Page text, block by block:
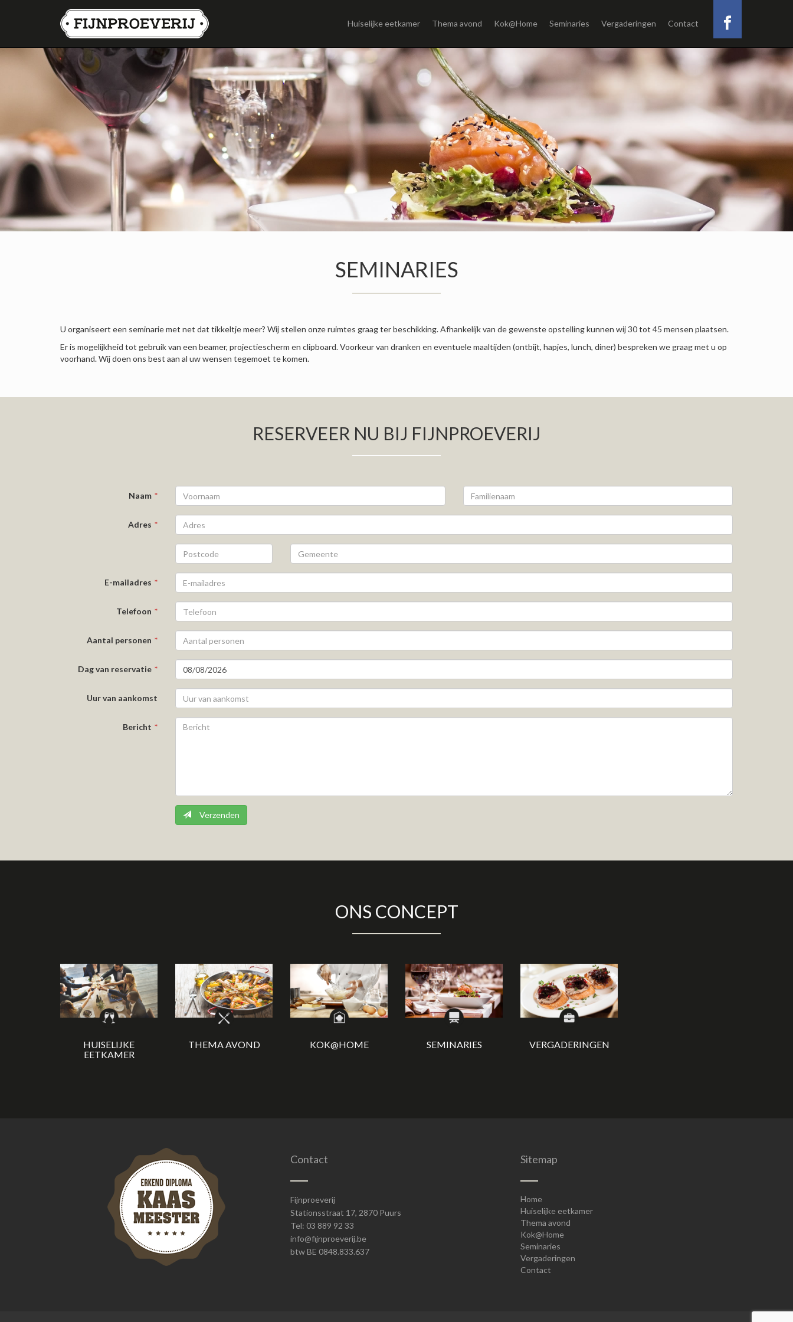
Huiselijke eetkamer Thema avond Kok@Home Seminaries Vergaderingen Contact
SEMINARIES
U organiseert een seminarie met net dat tikkeltje meer? Wij stellen onze ruimtes graag ter beschikking. Afhankelijk van de gewenste opstelling kunnen wij 30 tot 45 mensen plaatsen.
Er is mogelijkheid tot gebruik van een beamer, projectiescherm en clipboard. Voorkeur van dranken en eventuele maaltijden (ontbijt, hapjes, lunch, diner) bespreken we graag met u op
voorhand. Wij doen ons best aan al uw wensen tegemoet te komen.
RESERVEER NU BIJ FIJNPROEVERIJ
Naam
Adres
E-mailadres
Telefoon
Aantal personen
Dag van reservatie
Uur van aankomst
Bericht
Verzenden
ONS CONCEPT
HUISELIJKE
EETKAMER
THEMA AVOND KOK@HOME SEMINARIES VERGADERINGEN
Contact
Fijnproeverij
Stationsstraat 17, 2870 Puurs
Tel: 03 889 92 33
info@fijnproeverij.be
btw BE 0848.833.637
Sitemap
Home
Huiselijke eetkamer
Thema avond
Kok@Home
Seminaries
Vergaderingen
Contact